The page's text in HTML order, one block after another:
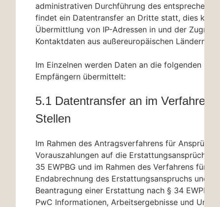
administrativen Durchführung des
findet ein Datentransfer an Dritte statt, dies kann
Übermittlung von IP-Adressen in und der Zugriff
Kontaktdaten aus außereuropäischen Ländern
Im Einzelnen werden Daten an die folgenden
Empfängern übermittelt:
5.1 Datentransfer an im Verfahren
Stellen
Im Rahmen des Antragsverfahrens für Ansprüche
Vorauszahlungen auf die Erstattungsansprüche
35 EWPBG und im Rahmen des Verfahrens für die
Endabrechnung des Erstattungsanspruchs und
Beantragung einer Erstattung nach § 34 EWPBG
PwC Informationen, Arbeitsergebnisse und